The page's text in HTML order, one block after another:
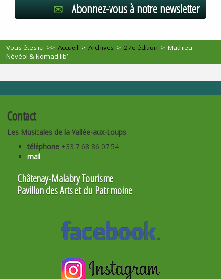
Abonnez-vous à notre newsletter
Vous êtes ici >>Accueil >Archives >27e édition >Mathieu
Névéol & Nomad lib’
Contact
Les Musicales de la Vallée-aux-Loups
téléphone +33 7 68 86 07 54
mail
Châtenay-Malabry Tourisme
Pavillon des Arts et du Patrimoine